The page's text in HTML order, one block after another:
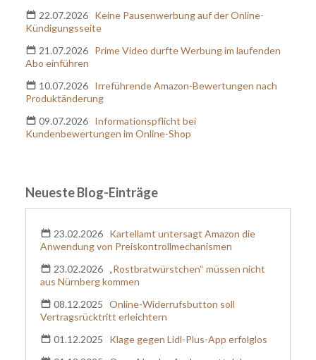
der Anwaltskanzlei Hild & Kollegen zur
Kontaktaufnahme verwendet werden darf. Diese
bzw. E-Mail-Adresse kann ich jederzeit für die
Zukunft widerrufen, indem ich z. B. eine E-Mail an
datenschutzbeauftragter@kanzlei.bizsende. Die
Verarbeitung erfolgt entsprechend unserer
22.07.2026 Keine Pausenwerbung auf der Online-
Kündigungsseite
21.07.2026 Prime Video durfte Werbung im laufenden
Abo einführen
10.07.2026 Irreführende Amazon-Bewertungen nach
Produktänderung
09.07.2026 Informationspflicht bei
Kundenbewertungen im Online-Shop
Neueste Blog-Einträge
23.02.2026 Kartellamt untersagt Amazon die
Anwendung von Preiskontrollmechanismen
23.02.2026 „Rostbratwürstchen“ müssen nicht
aus Nürnberg kommen
08.12.2025 Online-Widerrufsbutton soll
Vertragsrücktritt erleichtern
01.12.2025
Klage gegen Lidl-Plus-App erfolglos